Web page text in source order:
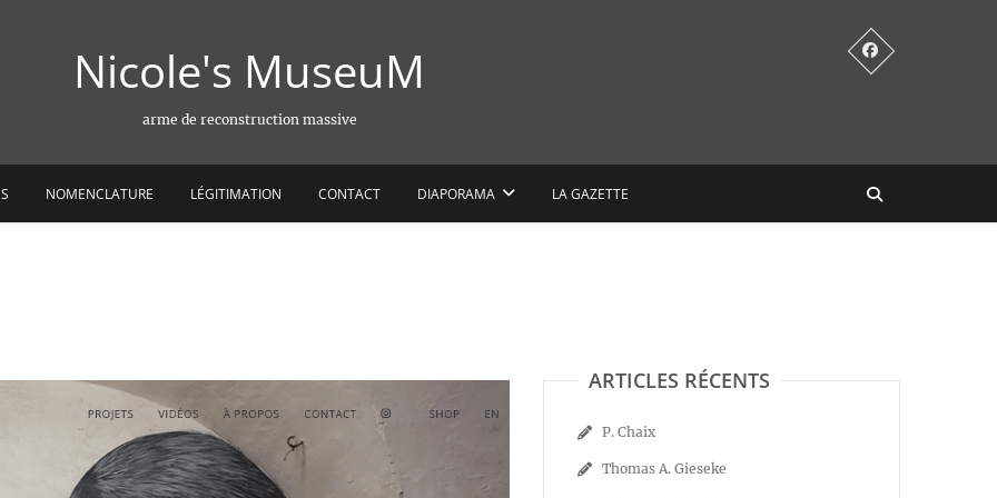
Nicole's MuseuM
arme de reconstruction massive
NOMENCLATURE LÉGITIMATION CONTACT DIAPORAMA LA GAZETTE
ARTICLES RÉCENTS
P. Chaix
Thomas A. Gieseke